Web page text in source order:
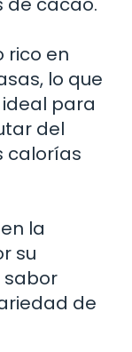
rico en
lo que
para
del
calorías
la
su
de